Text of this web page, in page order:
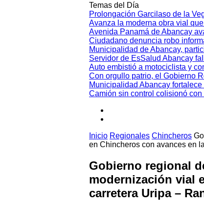
Temas del Día
Prolongación Garcilaso de la
Avanza la moderna obra vial
Avenida Panamá de Abancay
Ciudadano denuncia robo
Municipalidad de Abancay,
Servidor de EsSalud Abancay
Auto embistió a motociclista y
Con orgullo patrio, el Gobierno
Municipalidad Abancay
Camión sin control colisionó
Inicio Regionales Chincheros
en Chincheros con avances en
Gobierno regional
modernización vial
carretera Uripa –